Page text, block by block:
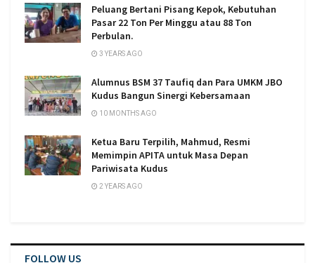
Peluang Bertani Pisang Kepok, Kebutuhan
Pasar 22 Ton Per Minggu atau 88 Ton
Perbulan.
3 YEARS AGO
Alumnus BSM 37 Taufiq dan Para UMKM JBO
Kudus Bangun Sinergi Kebersamaan
10 MONTHS AGO
Ketua Baru Terpilih, Mahmud, Resmi
Memimpin APITA untuk Masa Depan
Pariwisata Kudus
2 YEARS AGO
FOLLOW US